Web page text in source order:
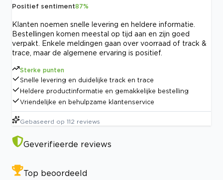
Positief sentiment87%
Klanten noemen snelle levering en heldere informatie.
Bestellingen komen meestal op tijd aan en zijn goed
verpakt. Enkele meldingen gaan over voorraad of track &
trace, maar de algemene ervaring is positief.
Sterke punten
Snelle levering en duidelijke track en trace
Heldere productinformatie en gemakkelijke bestelling
Vriendelijke en behulpzame klantenservice
Gebaseerd op 112 reviews
Geverifieerde reviews
Top beoordeeld